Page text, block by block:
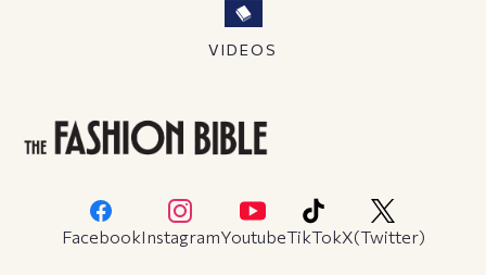
VIDEOS
FacebookInstagramYoutubeTikTokX(Twitter)